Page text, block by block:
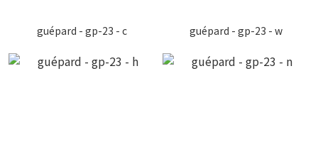
guépard - gp-23 - c guépard - gp-23 - w